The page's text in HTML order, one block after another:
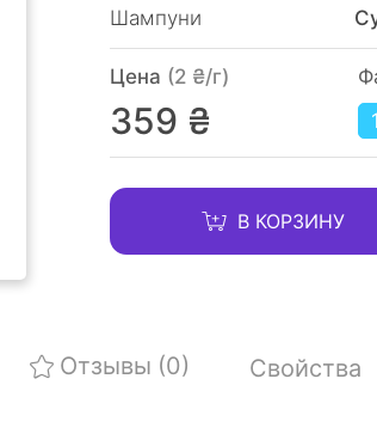
Шампуни
Цена (2 ₴/г)
359 ₴
В КОРЗИНУ
Отзывы (0) Свойства